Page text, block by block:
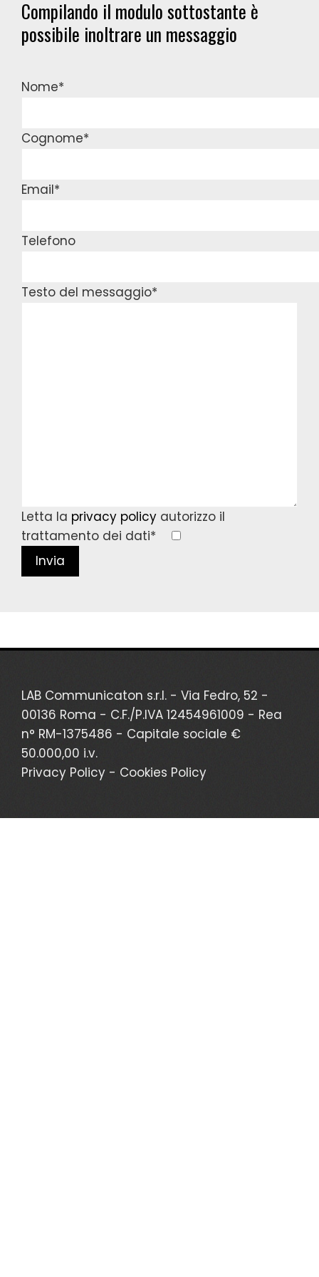
Compilando il modulo sottostante è
possibile inoltrare un messaggio
Nome*
Cognome*
Email*
Telefono
Testo del messaggio*
Letta la privacy policy autorizzo il
trattamento dei dati*
LAB Communicaton s.r.l. - Via Fedro, 52 -
00136 Roma - C.F./P.IVA 12454961009 - Rea
n° RM-1375486 - Capitale sociale €
50.000,00 i.v.
Privacy Policy - Cookies Policy